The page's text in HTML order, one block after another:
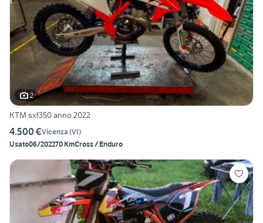
2
KTM sxf350 anno 2022
4.500 €Vicenza (VI)
Usato06/202270 KmCross / Enduro